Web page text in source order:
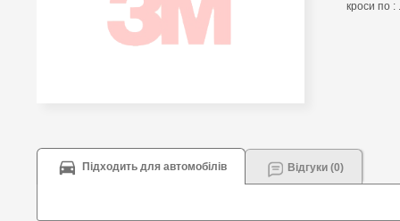
кроси по : .
Підходить для автомобілів Відгуки (0)